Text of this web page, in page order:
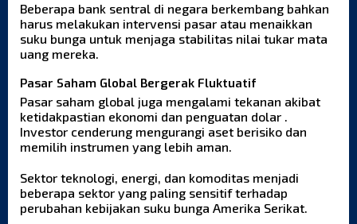
Beberapa bank sentral di negara berkembang bahkan
harus melakukan intervensi pasar atau menaikkan
suku bunga untuk menjaga stabilitas nilai tukar mata
uang mereka.
Pasar Saham Global Bergerak Fluktuatif
Pasar saham global juga mengalami tekanan akibat
ketidakpastian ekonomi dan penguatan dolar .
Investor cenderung mengurangi aset berisiko dan
memilih instrumen yang lebih aman.
Sektor teknologi, energi, dan komoditas menjadi
beberapa sektor yang paling sensitif terhadap
perubahan kebijakan suku bunga Amerika Serikat.